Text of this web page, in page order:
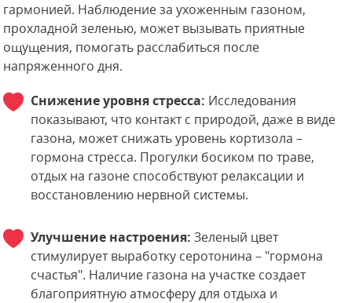
гармонией. Наблюдение за ухоженным газоном,
прохладной зеленью, может вызывать приятные
ощущения, помогать расслабиться после
напряженного дня.
Снижение уровня стресса: Исследования
показывают, что контакт с природой, даже в виде
газона, может снижать уровень кортизола –
гормона стресса. Прогулки босиком по траве,
отдых на газоне способствуют релаксации и
восстановлению нервной системы.
Улучшение настроения: Зеленый цвет
стимулирует выработку серотонина – "гормона
счастья". Наличие газона на участке создает
благоприятную атмосферу для отдыха и